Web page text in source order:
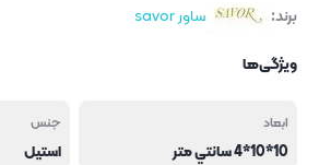
برند:
ساور savor
ویژگی‌ها
ابعاد
10*10*4 سانتي متر
جنس
استيل